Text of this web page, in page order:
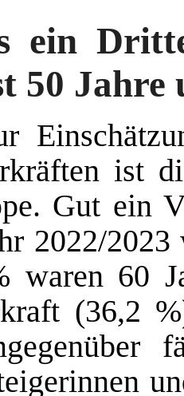
ein
50
ist
Gut ein
2022/2023
waren 60
(36,2